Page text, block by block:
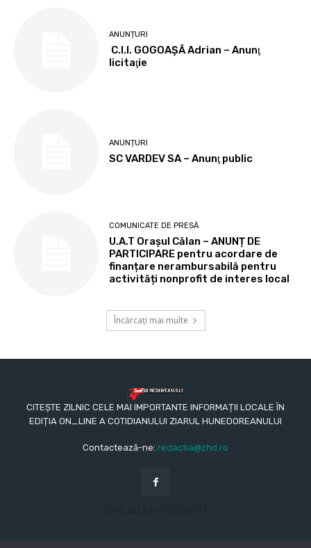
ANUNȚURI
C.I.I. GOGOAŞĂ Adrian – Anunţ
licitaţie
ANUNȚURI
SC VARDEV SA – Anunţ public
COMUNICATE DE PRESĂ
U.A.T Orașul Călan – ANUNȚ DE
PARTICIPARE pentru acordare de
finanțare nerambursabilă pentru
activități nonprofit de interes local
Încărcați mai multe
CITEȘTE ZILNIC CELE MAI IMPORTANTE INFORMAȚII LOCALE ÎN
EDIȚIA ON_LINE A COTIDIANULUI ZIARUL HUNEDOREANULUI
Contactează-ne: redactia@zhd.ro